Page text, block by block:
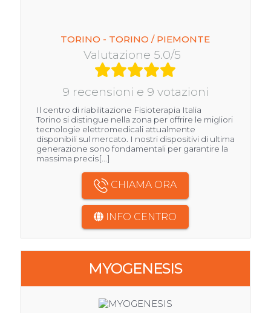
TORINO - TORINO / PIEMONTE
Valutazione 5.0/5
9 recensioni e 9 votazioni
Il centro di riabilitazione Fisioterapia Italia
Torino si distingue nella zona per offrire le migliori
tecnologie elettromedicali attualmente
disponibili sul mercato. I nostri dispositivi di ultima
generazione sono fondamentali per garantire la
massima precis[...]
CHIAMA ORA
INFO CENTRO
MYOGENESIS